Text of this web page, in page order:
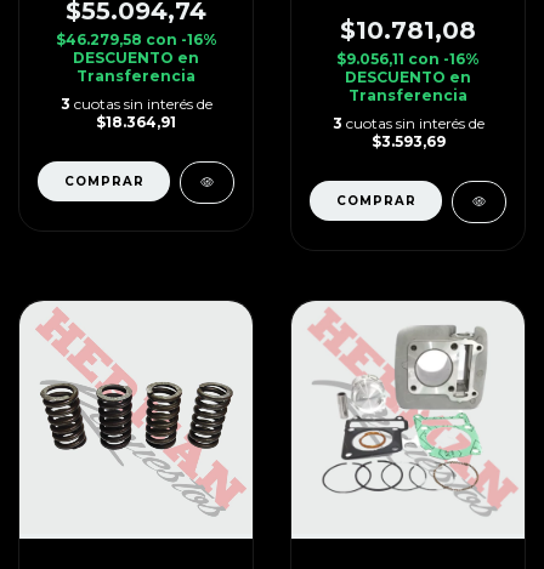
$55.094,74
$46.279,58 con -16%
DESCUENTO en
Transferencia
3 cuotas sin interés de
$18.364,91
$10.781,08
$9.056,11 con -16%
DESCUENTO en
Transferencia
3 cuotas sin interés de
$3.593,69